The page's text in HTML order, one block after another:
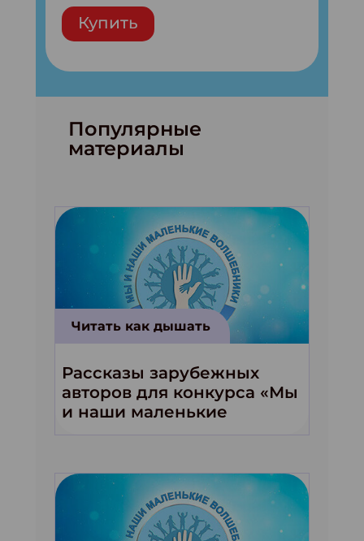
Купить
Популярные
материалы
Читать как дышать
Рассказы зарубежных
авторов для конкурса «Мы
и наши маленькие
волшебники!»